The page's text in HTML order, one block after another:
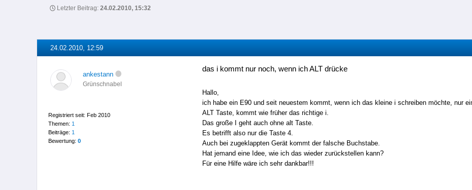
Letzter Beitrag:24.02.2010, 15:32
24.02.2010, 12:59
ankestann
Grünschnabel
Registriert seit: Feb 2010
Themen: 1
Beiträge: 1
Bewertung: 0
das i kommt nur noch, wenn ich ALT drücke
Hallo,
ich habe ein E90 und seit neuestem kommt, wenn ich das kleine i schreiben möchte, nur
ALT Taste, kommt wie früher das richtige i.
Das große I geht auch ohne alt Taste.
Es betrifft also nur die Taste 4.
Auch bei zugeklappten Gerät kommt der falsche Buchstabe.
Hat jemand eine Idee, wie ich das wieder zurückstellen kann?
Für eine Hilfe wäre ich sehr dankbar!!!